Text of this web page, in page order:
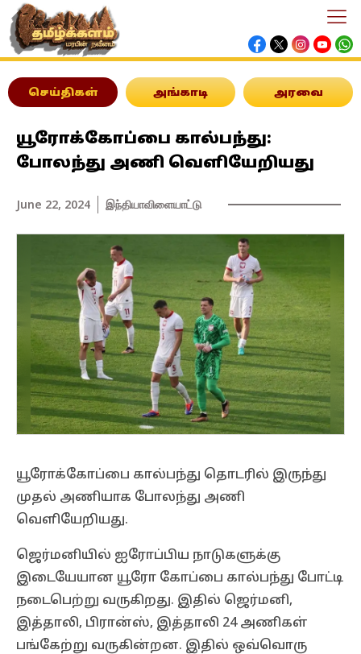
செய்திகள் அங்காடி அரவை
யூரோக்கோப்பை கால்பந்து:
போலந்து அணி வெளியேறியது
June 22, 2024 இந்தியாவிளையாட்டு
யூரோக்கோப்பை கால்பந்து தொடரில் இருந்து
முதல் அணியாக போலந்து அணி
வெளியேறியது.
ஜெர்மனியில் ஐரோப்பிய நாடுகளுக்கு
இடையேயான யூரோ கோப்பை கால்பந்து போட்டி
நடைபெற்று வருகிறது. இதில் ஜெர்மனி,
இத்தாலி, பிரான்ஸ், இத்தாலி 24 அணிகள்
பங்கேற்று வருகின்றன. இதில் ஒவ்வொரு